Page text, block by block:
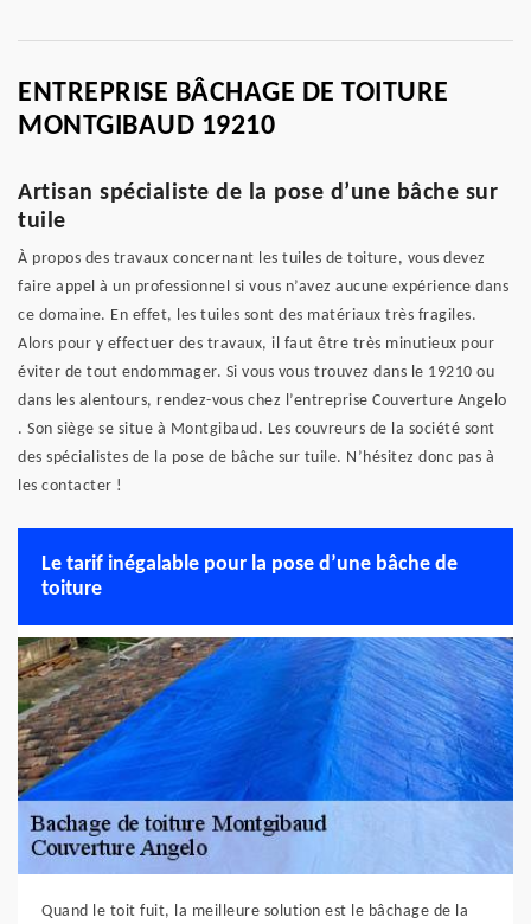
ENTREPRISE BÂCHAGE DE TOITURE
MONTGIBAUD 19210
Artisan spécialiste de la pose d’une bâche sur
tuile
À propos des travaux concernant les tuiles de toiture, vous devez
faire appel à un professionnel si vous n’avez aucune expérience dans
ce domaine. En effet, les tuiles sont des matériaux très fragiles.
Alors pour y effectuer des travaux, il faut être très minutieux pour
éviter de tout endommager. Si vous vous trouvez dans le 19210 ou
dans les alentours, rendez-vous chez l’entreprise Couverture Angelo
. Son siège se situe à Montgibaud. Les couvreurs de la société sont
des spécialistes de la pose de bâche sur tuile. N’hésitez donc pas à
les contacter !
Le tarif inégalable pour la pose d’une bâche de
toiture
Quand le toit fuit, la meilleure solution est le bâchage de la